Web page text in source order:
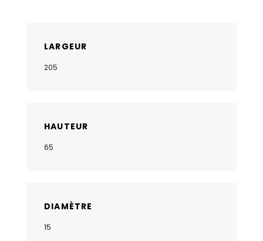
LARGEUR
205
HAUTEUR
65
DIAMÈTRE
15